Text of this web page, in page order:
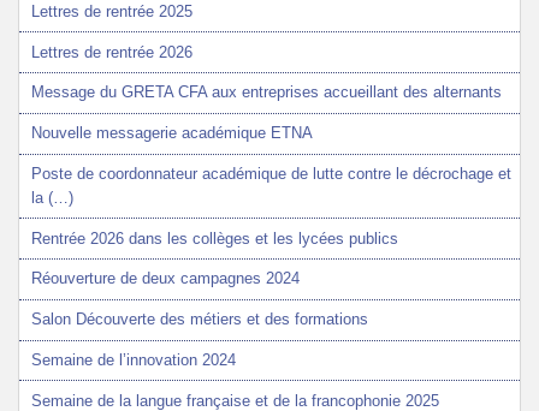
Lettres de rentrée 2025
Lettres de rentrée 2026
Message du GRETA CFA aux entreprises accueillant des alternants
Nouvelle messagerie académique ETNA
Poste de coordonnateur académique de lutte contre le décrochage et
la (…)
Rentrée 2026 dans les collèges et les lycées publics
Réouverture de deux campagnes 2024
Salon Découverte des métiers et des formations
Semaine de l’innovation 2024
Semaine de la langue française et de la francophonie 2025